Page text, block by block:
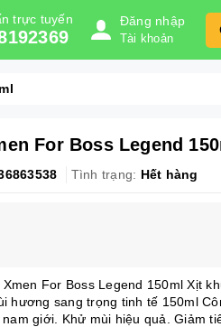
trực tuyến Đăng nhập
Tài khoản
For Boss Legend
Tình trạng: Hết hàng
For Boss Legend 150ml Xịt
hương sang trọng tinh tế 150ml
giới. Khử mùi hiệu quả. Giảm